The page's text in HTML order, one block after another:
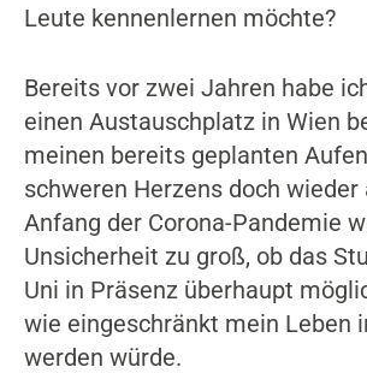
Leute kennenlernen möchte?
Bereits vor zwei Jahren habe
einen Austauschplatz in Wien
meinen bereits geplanten
schweren Herzens doch wieder
Anfang der Corona-Pandemie
Unsicherheit zu groß, ob das
Uni in Präsenz überhaupt
wie eingeschränkt mein Leben
werden würde.